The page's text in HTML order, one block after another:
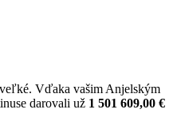
Vďaka vašim Anjelským
darovali už 1 501 609,00 €